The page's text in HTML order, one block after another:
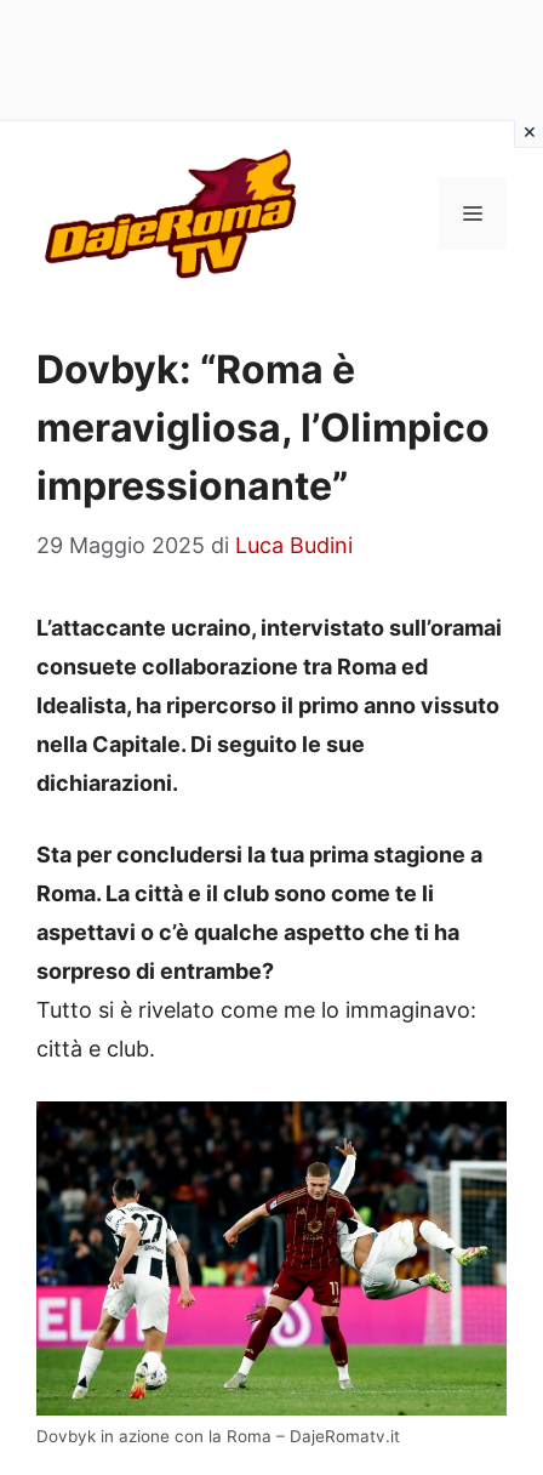
contenuto
MENU
Dovbyk: “Roma è
meravigliosa, l’Olimpico
impressionante”
29 Maggio 2025 di Luca Budini
L’attaccante ucraino, intervistato sull’oramai
consuete collaborazione tra Roma ed
Idealista, ha ripercorso il primo anno vissuto
nella Capitale. Di seguito le sue
dichiarazioni.
Sta per concludersi la tua prima stagione a
Roma. La città e il club sono come te li
aspettavi o c’è qualche aspetto che ti ha
sorpreso di entrambe?
Tutto si è rivelato come me lo immaginavo:
città e club.
Dovbyk in azione con la Roma – DajeRomatv.it